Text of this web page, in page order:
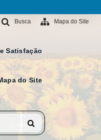
Mapa do Site
Busca
Satisfação
do Site